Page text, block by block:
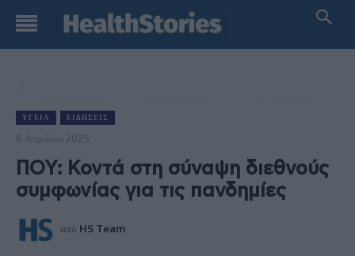
ΥΓΕΊΑ ΕΙΔΉΣΕΙΣ
8 Απριλίου 2025
ΠΟΥ: Κοντά στη σύναψη διεθνούς
συμφωνίας για τις πανδημίες
από HS Team